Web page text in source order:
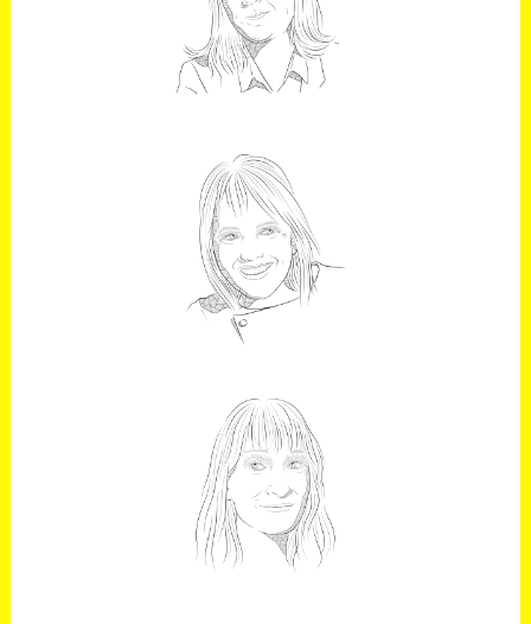
Directora científica del CNIO
MARÍA JOSÉ SAN
ROMÁN
ALEJANDRA G.
REMÓN
Autora y artista